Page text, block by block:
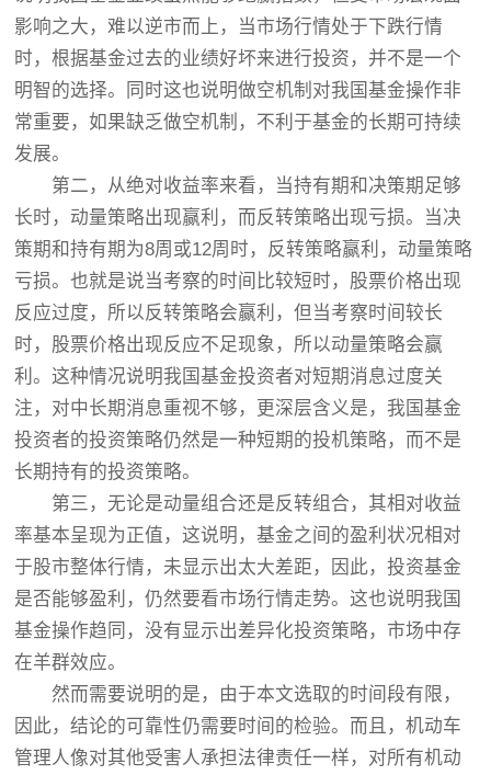
影响之大，难以逆市而上，当市场行情处于下跌行情
时，根据基金过去的业绩好坏来进行投资，并不是一个
明智的选择。同时这也说明做空机制对我国基金操作非
常重要，如果缺乏做空机制，不利于基金的长期可持续
发展。
第二，从绝对收益率来看，当持有期和决策期足够
长时，动量策略出现赢利，而反转策略出现亏损。当决
策期和持有期为8周或12周时，反转策略赢利，动量策略
亏损。也就是说当考察的时间比较短时，股票价格出现
反应过度，所以反转策略会赢利，但当考察时间较长
时，股票价格出现反应不足现象，所以动量策略会赢
利。这种情况说明我国基金投资者对短期消息过度关
注，对中长期消息重视不够，更深层含义是，我国基金
投资者的投资策略仍然是一种短期的投机策略，而不是
长期持有的投资策略。
第三，无论是动量组合还是反转组合，其相对收益
率基本呈现为正值，这说明，基金之间的盈利状况相对
于股市整体行情，未显示出太大差距，因此，投资基金
是否能够盈利，仍然要看市场行情走势。这也说明我国
基金操作趋同，没有显示出差异化投资策略，市场中存
在羊群效应。
然而需要说明的是，由于本文选取的时间段有限，
因此，结论的可靠性仍需要时间的检验。而且，机动车
管理人像对其他受害人承担法律责任一样，对所有机动